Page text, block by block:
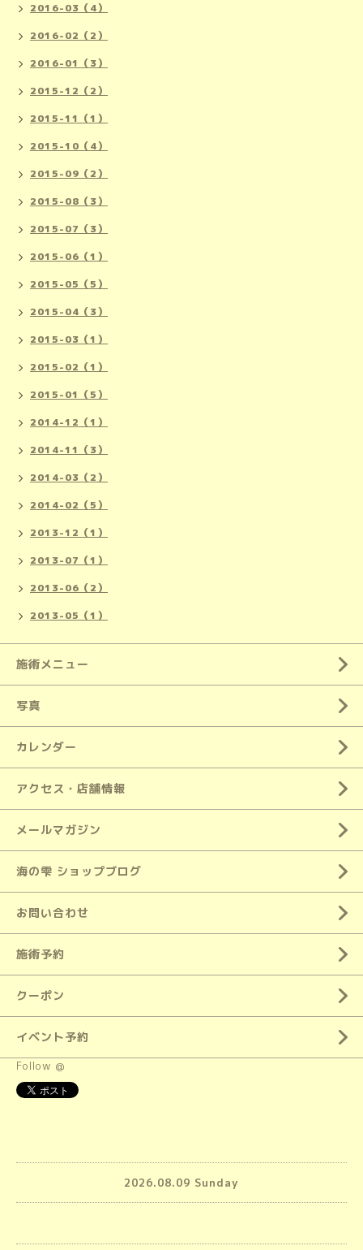
2016-03（4）
2016-02（2）
2016-01（3）
2015-12（2）
2015-11（1）
2015-10（4）
2015-09（2）
2015-08（3）
2015-07（3）
2015-06（1）
2015-05（5）
2015-04（3）
2015-03（1）
2015-02（1）
2015-01（5）
2014-12（1）
2014-11（3）
2014-03（2）
2014-02（5）
2013-12（1）
2013-07（1）
2013-06（2）
2013-05（1）
施術メニュー
写真
カレンダー
アクセス・店舗情報
メールマガジン
海の雫 ショップブログ
お問い合わせ
施術予約
クーポン
イベント予約
Follow @
2026.08.09 Sunday